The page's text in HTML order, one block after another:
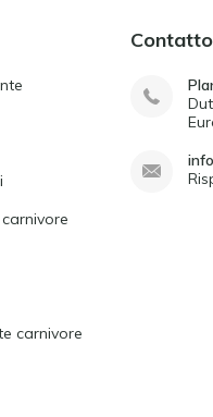
carnivore
Contatto